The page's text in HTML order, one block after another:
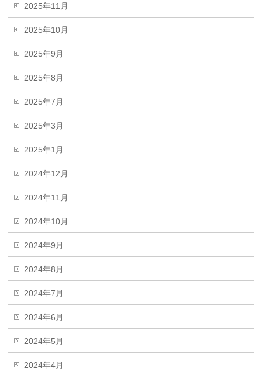
2025年11月
2025年10月
2025年9月
2025年8月
2025年7月
2025年3月
2025年1月
2024年12月
2024年11月
2024年10月
2024年9月
2024年8月
2024年7月
2024年6月
2024年5月
2024年4月